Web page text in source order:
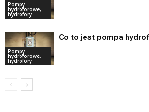
Pompy
hydroforowe,
hydrofory
Pompy
hydroforowe,
hydrofory
Co to jest pompa